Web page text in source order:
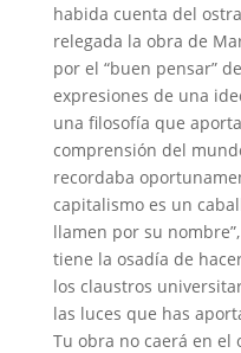
habida cuenta del
relegada la obra de
por el “buen pensar”
expresiones de una
una filosofía que
comprensión del
recordaba
capitalismo es un
llamen por su
tiene la osadía de
los claustros
las luces que has
Tu obra no caerá en el